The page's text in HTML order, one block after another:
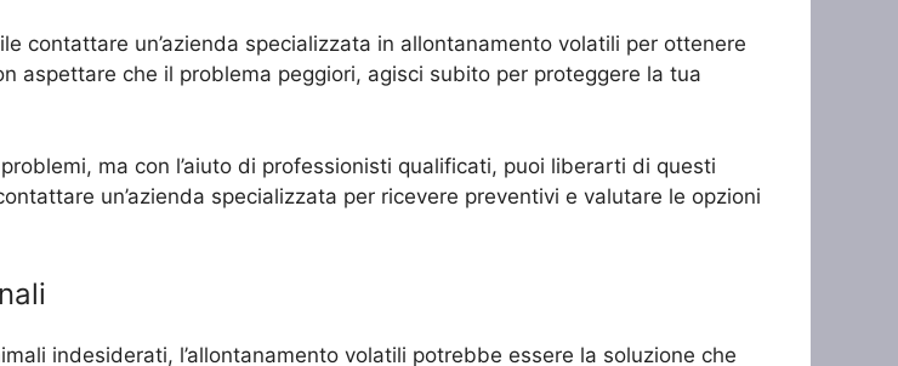
contattare un’azienda specializzata in allontanamento volatili per ottenere
aspettare che il problema peggiori, agisci subito per proteggere la tua
ma con l’aiuto di professionisti qualificati, puoi liberarti di questi
un’azienda specializzata per ricevere preventivi e valutare le opzioni
indesiderati, l’allontanamento volatili potrebbe essere la soluzione che